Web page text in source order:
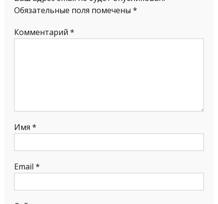
Обязательные поля помечены *
Комментарий *
Имя *
Email *